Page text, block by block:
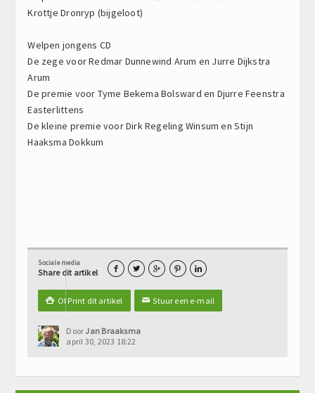
Krottje Dronryp (bijgeloot)
Welpen jongens CD
De zege voor Redmar Dunnewind Arum en Jurre Dijkstra
Arum
De premie voor Tyme Bekema Bolsward en Djurre Feenstra
Easterlittens
De kleine premie voor Dirk Regeling Winsum en Stijn
Haaksma Dokkum
Sociale media
Share dit artikel     
 Of Print dit artikel ✉Stuur een e-mail
DoorJan Braaksma
april 30, 2023 18:22